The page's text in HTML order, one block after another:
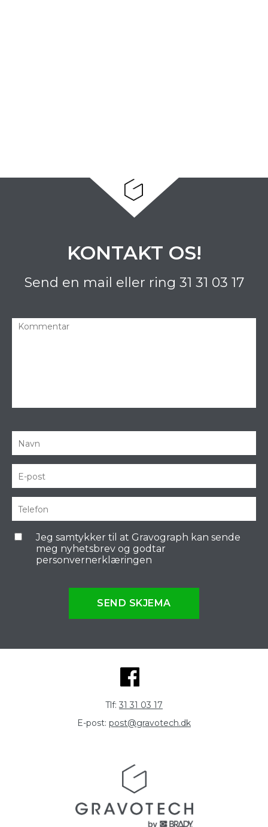
KONTAKT OS!
Send en mail eller ring 31 31 03 17
Jeg samtykker til at Gravograph kan sende
meg nyhetsbrev og godtar
personvernerklæringen
SEND SKJEMA
Tlf: 31 31 03 17
E-post: post@gravotech.dk